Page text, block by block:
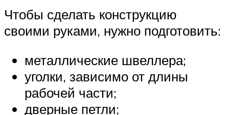
Чтобы сделать конструкцию
своими руками, нужно подготовить:
металлические швеллера;
уголки, зависимо от длины
рабочей части;
дверные петли;